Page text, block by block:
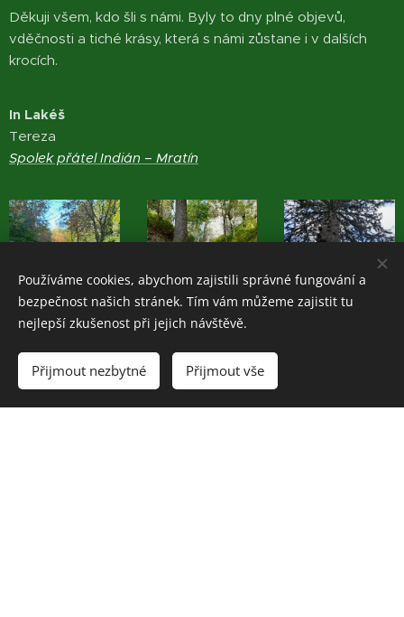
Děkuji všem, kdo šli s námi. Byly to dny plné objevů,
vděčnosti a tiché krásy, která s námi zůstane i v dalších
krocích.
In Lakéš
Tereza
Spolek přátel Indián – Mratín
Používáme cookies, abychom zajistili správné fungování a
bezpečnost našich stránek. Tím vám můžeme zajistit tu
nejlepší zkušenost při jejich návštěvě.
Přijmout nezbytné Přijmout vše